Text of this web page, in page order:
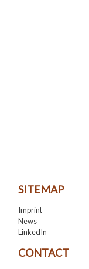
SITEMAP
Imprint
News
LinkedIn
CONTACT